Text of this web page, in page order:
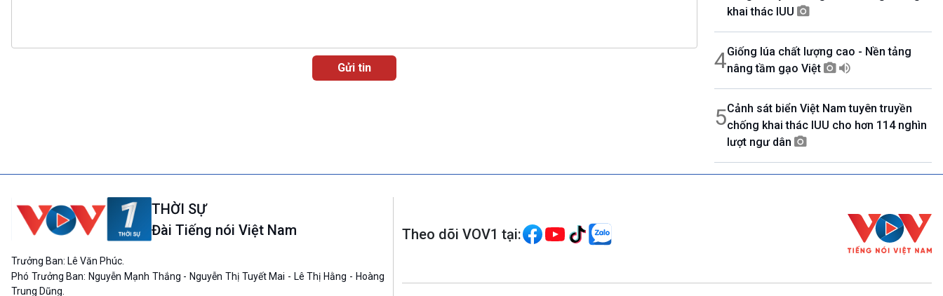
khai thác IUU
4Giống lúa chất lượng cao - Nền tảng
nâng tầm gạo Việt
5Cảnh sát biển Việt Nam tuyên truyền
chống khai thác IUU cho hơn 114 nghìn
lượt ngư dân
THỜI SỰ
Đài Tiếng nói Việt Nam
Trưởng Ban: Lê Văn Phúc.
Phó Trưởng Ban: Nguyễn Mạnh Thắng - Nguyễn Thị Tuyết Mai - Lê Thị Hằng - Hoàng
Trung Dũng.
Theo dõi VOV1 tại: